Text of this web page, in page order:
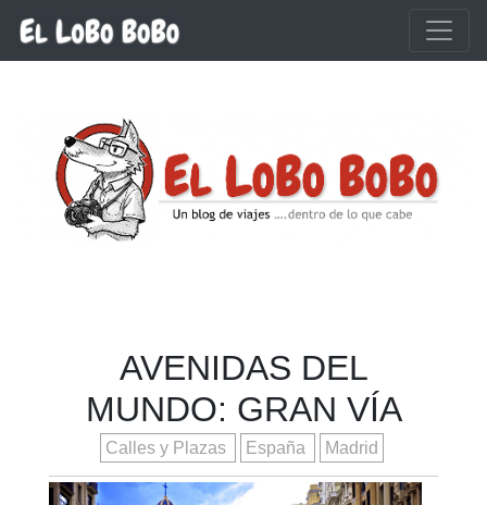
Ir al contenido principal
AVENIDAS DEL
MUNDO: GRAN VÍA
Calles y Plazas España Madrid